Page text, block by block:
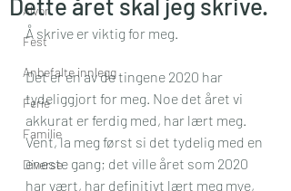
Alvor
Fest
Anbefalte innlegg
Ferie
Familie
Diverse
Dette året skal jeg skrive.
Å skrive er viktig for meg.
Det er en av de tingene 2020 har
tydeliggjort for meg. Noe det året vi
akkurat er ferdig med, har lært meg.
Vent, la meg først si det tydelig med en
eneste gang; det ville året som 2020
har vært, har definitivt lært meg mye,